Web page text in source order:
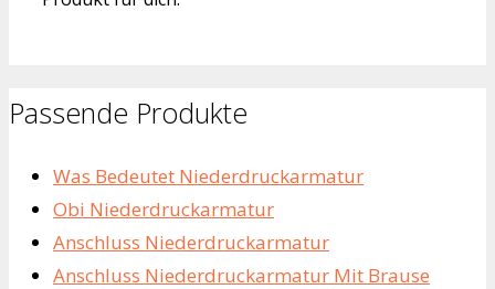
Passende Produkte
Was Bedeutet Niederdruckarmatur
Obi Niederdruckarmatur
Anschluss Niederdruckarmatur
Anschluss Niederdruckarmatur Mit Brause